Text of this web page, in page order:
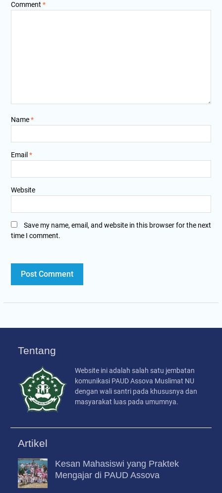
Comment *
Name*
Email *
Website
Save my name, email, and website in this browser for the next
time I comment.
Tentang
Website ini adalah salah satu jembatan
komunikasi PAUD Assova Muslimat NU
dengan wali santri pada khususnya dan
masyarakat luas pada umumnya.
Artikel
Kesan Mahasiswi yang Praktek
Mengajar di PAUD Assova